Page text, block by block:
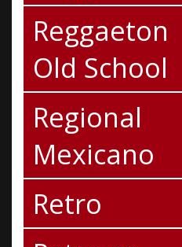
Reggaeton
Old School
Regional
Mexicano
Retro